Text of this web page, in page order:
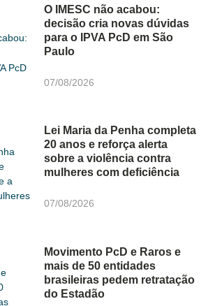
O IMESC não acabou:
decisão cria novas dúvidas
para o IPVA PcD em São
Paulo
07/08/2026
Lei Maria da Penha completa
20 anos e reforça alerta
sobre a violência contra
mulheres com deficiência
07/08/2026
Movimento PcD e Raros e
mais de 50 entidades
brasileiras pedem retratação
do Estadão